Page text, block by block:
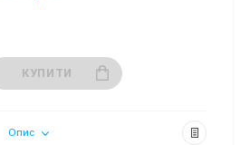
КУПИТИ
Опис